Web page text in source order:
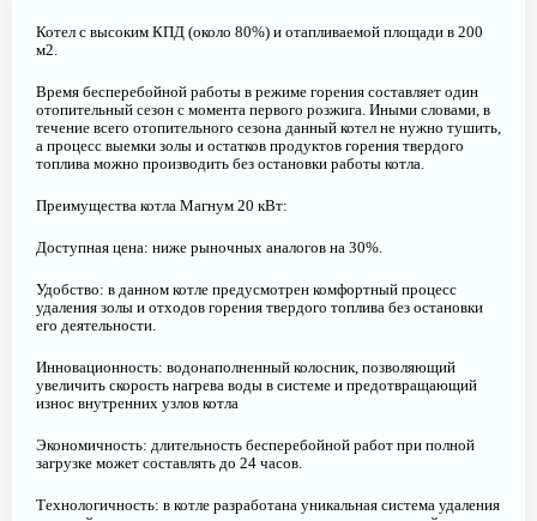
Котел с высоким КПД (около 80%) и отапливаемой площади в 200
м2.
Время бесперебойной работы в режиме горения составляет один
отопительный сезон с момента первого розжига. Иными словами, в
течение всего отопительного сезона данный котел не нужно тушить,
а процесс выемки золы и остатков продуктов горения твердого
топлива можно производить без остановки работы котла.
Преимущества котла Магнум 20 кВт:
Доступная цена: ниже рыночных аналогов на 30%.
Удобство: в данном котле предусмотрен комфортный процесс
удаления золы и отходов горения твердого топлива без остановки
его деятельности.
Инновационность: водонаполненный колосник, позволяющий
увеличить скорость нагрева воды в системе и предотвращающий
износ внутренних узлов котла
Экономичность: длительность бесперебойной работ при полной
загрузке может составлять до 24 часов.
Технологичность: в котле разработана уникальная система удаления